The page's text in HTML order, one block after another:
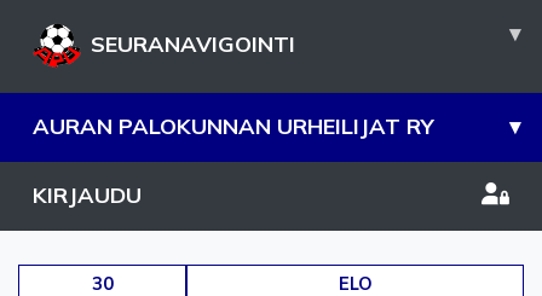
SEURANAVIGOINTI ▾
AURAN PALOKUNNAN URHEILIJAT RY ▾
KIRJAUDU
30 ELO